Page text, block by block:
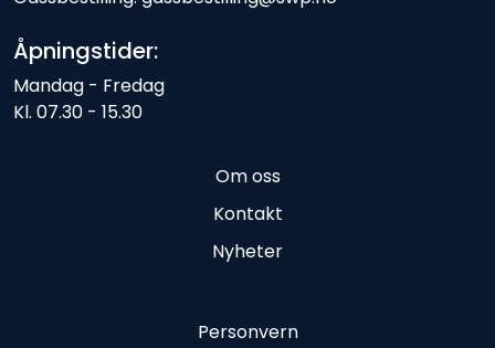
Åpningstider:
Mandag - Fredag
Kl. 07.30 - 15.30
Om oss
Kontakt
Nyheter
Personvern